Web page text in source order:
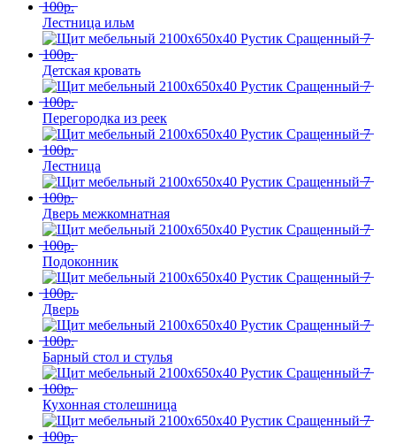
Лестница ильм
Детская кровать
Перегородка из реек
Лестница
Дверь межкомнатная
Подоконник
Дверь
Барный стол и стулья
Кухонная столешница